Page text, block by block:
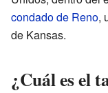
condado de Reno,
de Kansas.
¿Cuál es el